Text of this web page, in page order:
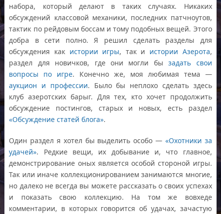
набора, который делают в таких случаях. Никаких
обсуждений классовой механики, последних патчноутов,
тактик по рейдовым боссам и тому подобных вещей. Этого
добра в сети полно. Я решил сделать разделы для
обсуждения как истории игры, так и истории Азерота,
раздел для новичков, где они могли бызадать свои
вопросы по игре. Конечно же, моя любимая тема —
аукцион и профессии. Было бы неплохо сделать здесь
клуб азеротских барыг. Для тех, кто хочет продолжить
обсуждение постингов, старых и новых, есть раздел
«Обсуждение статей блога».
Один раздел я хотел бы выделить особо — «Охотники за
удачей». Редкие вещи, их добывание и, что главное,
демонстрирование оных является особой стороной игры.
Так или иначе коллекционированием занимаются многие,
но далеко не всегда вы можете рассказать о своих успехах
и показать свою коллекцию. На том же вовхеде
комментарии, в которых говорится об удачах, зачастую